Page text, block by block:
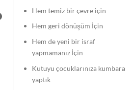
Hem temiz bir çevre için
Hem geri dönüşüm İçin
Hem de yeni bir israf
yapmamanız İçin
Kutuyu çocuklarınıza kumbara
yaptık